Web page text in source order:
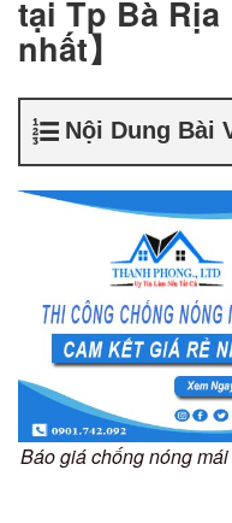
tại Tp Bà Rịa
nhất】
Nội Dung Bài
Báo giá chống nóng